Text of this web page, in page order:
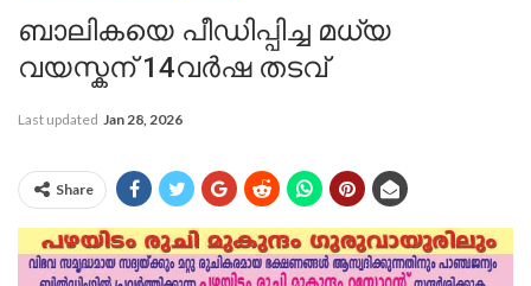
ബാലികയെ പീഡിപ്പിച്ച മധ്യ
വയസ്കന് 14വർഷ തടവ്
Last updated Jan 28, 2026
Share